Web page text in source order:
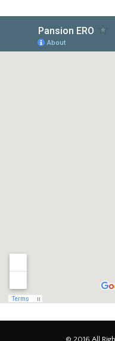
© 2016 All